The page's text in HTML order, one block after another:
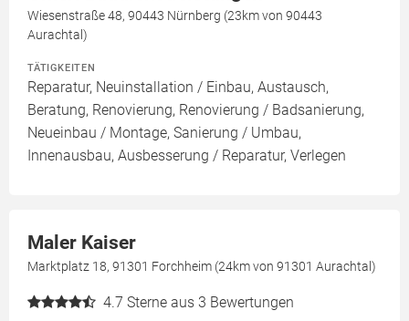
Wiesenstraße 48, 90443 Nürnberg (23km von 90443
Aurachtal)
TÄTIGKEITEN
Reparatur, Neuinstallation / Einbau, Austausch,
Beratung, Renovierung, Renovierung / Badsanierung,
Neueinbau / Montage, Sanierung / Umbau,
Innenausbau, Ausbesserung / Reparatur, Verlegen
Maler Kaiser
Marktplatz 18, 91301 Forchheim (24km von 91301 Aurachtal)
4.7 Sterne aus 3 Bewertungen